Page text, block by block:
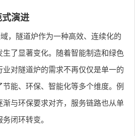
演进
，隧道炉作为一种高效、连续化的
了显著变化。随着智能制造和绿色
对隧道炉的需求不再仅仅是单一的
能、环保、智能化等多个维度。例
与环保要求对齐，服务链路也从单
闭环转变。